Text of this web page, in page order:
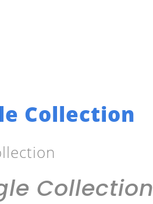
Collection
Collection